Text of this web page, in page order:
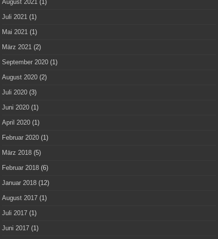
August 2021 (1)
Juli 2021 (1)
Mai 2021 (1)
März 2021 (2)
September 2020 (1)
August 2020 (2)
Juli 2020 (3)
Juni 2020 (1)
April 2020 (1)
Februar 2020 (1)
März 2018 (5)
Februar 2018 (6)
Januar 2018 (12)
August 2017 (1)
Juli 2017 (1)
Juni 2017 (1)